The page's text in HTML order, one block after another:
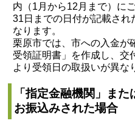
内（1月から12月まで）に
31日までの日付が記載され
なります。
栗原市では、市への入金が
受領証明書」を作成し、交
より受領日の取扱いが異な
「指定金融機関」ま
お振込みされた場合